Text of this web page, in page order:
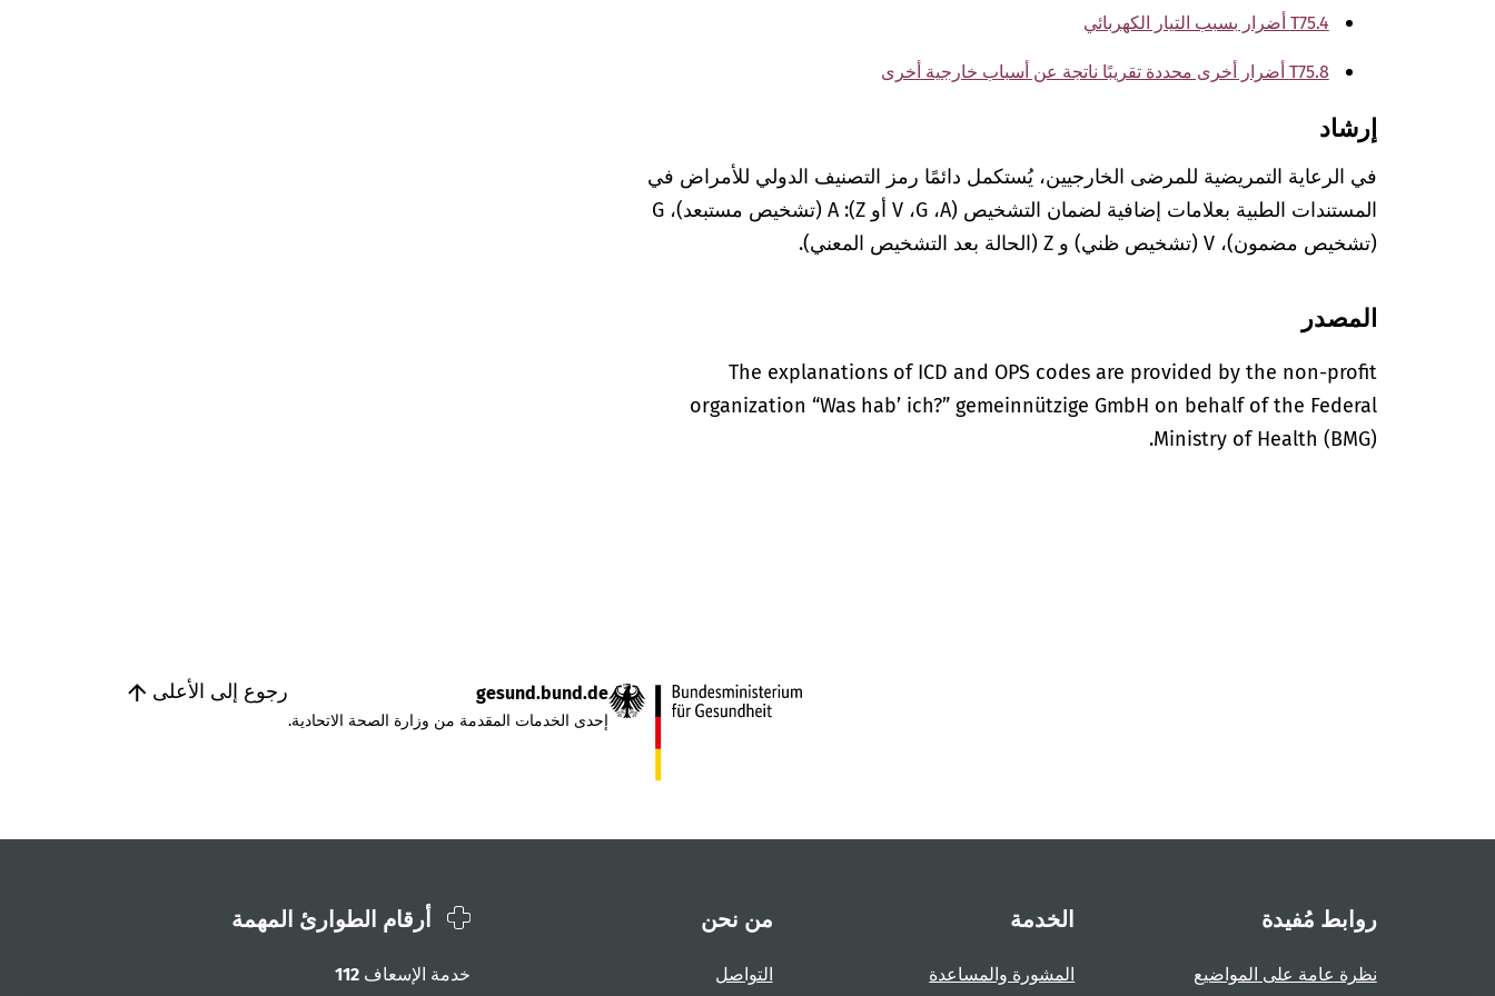
T75.4 أضرار بسبب التيار الكهربائي
T75.8 أضرار أخرى محددة تقريبًا ناتجة عن أسباب خارجية أخرى
إرشاد
في الرعاية التمريضية للمرضى الخارجيين، يُستكمل دائمًا رمز التصنيف الدولي للأمراض في
المستندات الطبية بعلامات إضافية لضمان التشخيص (A‏، G‏، V أو Z): A (تشخيص مستبعد)، G
(تشخيص مضمون)، V (تشخيص ظني) و Z (الحالة بعد التشخيص المعني).
المصدر
The explanations of ICD and OPS codes are provided by the non-profit
organization “Was hab’ ich?” gemeinnützige GmbH on behalf of the Federal
Ministry of Health (BMG).
رجوع إلى الأعلى gesund.bund.de
إحدى الخدمات المقدمة من وزارة الصحة الاتحادية.
روابط مُفيدة
نظرة عامة على المواضيع
الخدمة
المشورة والمساعدة
من نحن
التواصل
أرقام الطوارئ المهمة
خدمة الإسعاف 112